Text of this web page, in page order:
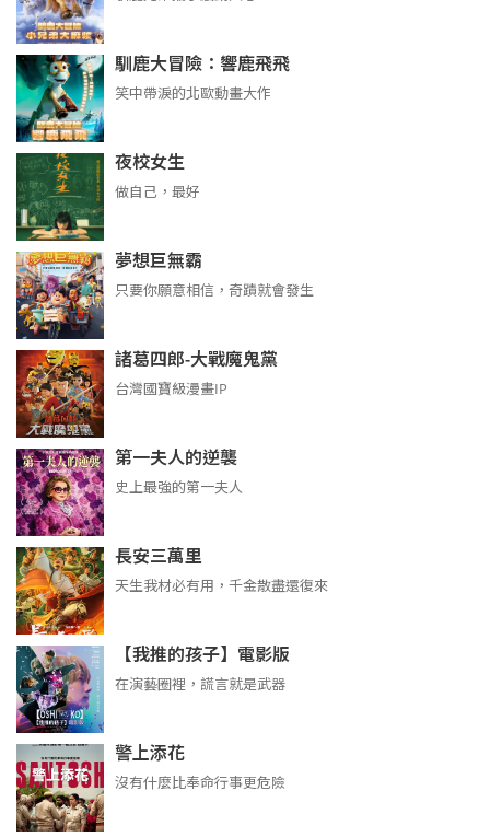
馴鹿大冒險：響鹿飛飛
笑中帶淚的北歐動畫大作
夜校女生
做自己，最好
夢想巨無霸
只要你願意相信，奇蹟就會發生
諸葛四郎-大戰魔鬼黨
台灣國寶級漫畫IP
第一夫人的逆襲
史上最強的第一夫人
長安三萬里
天生我材必有用，千金散盡還復來
【我推的孩子】電影版
在演藝圈裡，謊言就是武器
警上添花
沒有什麼比奉命行事更危險